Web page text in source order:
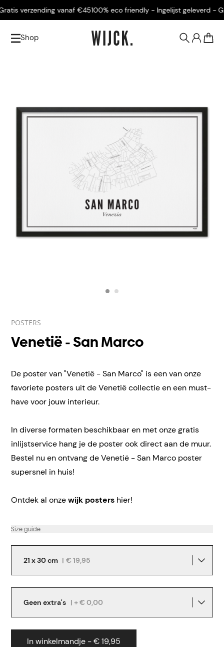
verzending vanaf €45100% eco friendly - Ingelijst geleverd -
Shop
POSTERS
Venetië - San Marco
De poster van "Venetië - San Marco" is een van onze
favoriete posters uit de Venetië collectie en een must-
have voor jouw interieur.
In diverse formaten beschikbaar en met onze gratis
inlijstservice hang je de poster ook direct aan de muur.
Bestel nu en ontvang de Venetië - San Marco poster
supersnel in huis!
Ontdek al onzewijk posters hier!
Size guide
21 x 30 cm | € 19,95
Geen extra's | + € 0,00
In winkelmandje - € 19,95